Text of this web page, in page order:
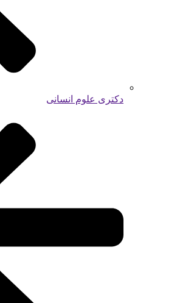
دکتری علوم انسانی